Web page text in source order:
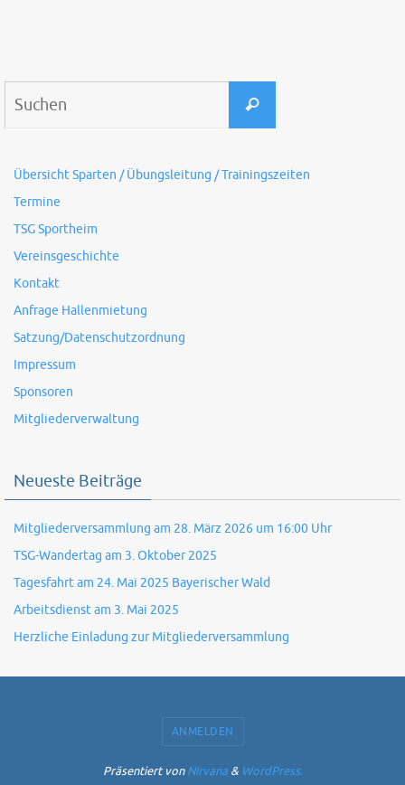
Suchen
Übersicht Sparten / Übungsleitung / Trainingszeiten
Termine
TSG Sportheim
Vereinsgeschichte
Kontakt
Anfrage Hallenmietung
Satzung/Datenschutzordnung
Impressum
Sponsoren
Mitgliederverwaltung
Neueste Beiträge
Mitgliederversammlung am 28. März 2026 um 16:00 Uhr
TSG-Wandertag am 3. Oktober 2025
Tagesfahrt am 24. Mai 2025 Bayerischer Wald
Arbeitsdienst am 3. Mai 2025
Herzliche Einladung zur Mitgliederversammlung
ANMELDEN
Präsentiert vonNirvana& WordPress.